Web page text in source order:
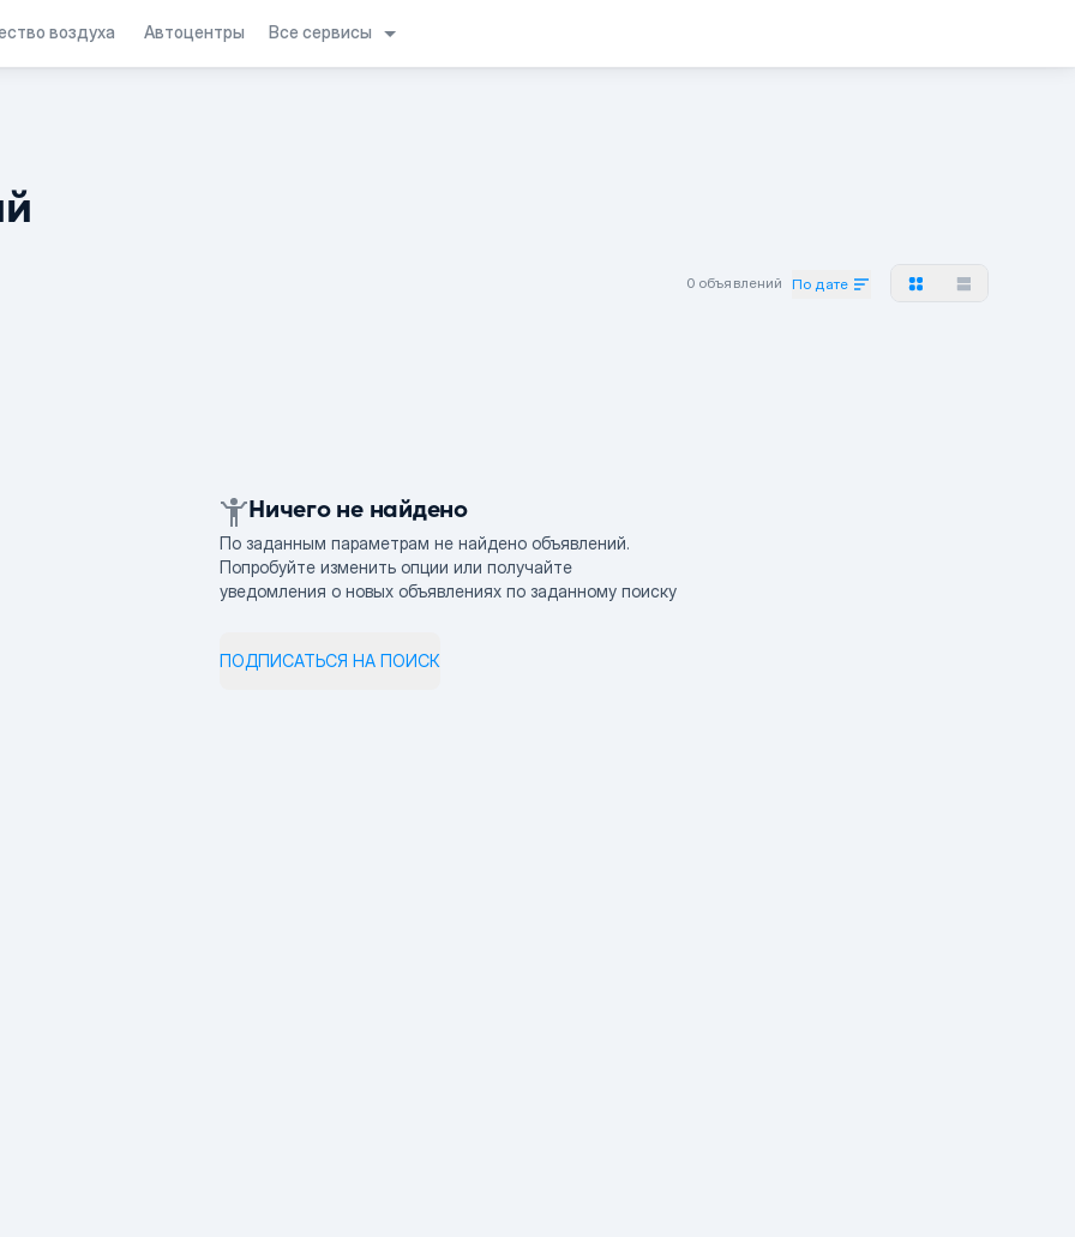
воздуха Автоцентры Все сервисы
0 объявлений По дате
Ничего не найдено
По заданным параметрам не найдено объявлений.
Попробуйте изменить опции или получайте
уведомления о новых объявлениях по заданному поиску
ПОДПИСАТЬСЯ НА ПОИСК